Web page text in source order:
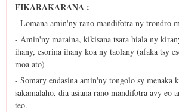
FIKARAKARANA :
- Lomana amin'ny rano mandifotra ny trondro
- Amin'ny maraina, kikisana tsara hiala ny
ihany, esorina ihany koa ny taolany (afaka tsy
moa ato)
- Somary endasina amin'ny tongolo sy menaka
sakamalaho, dia asiana rano mandifotra avy eo
teo.